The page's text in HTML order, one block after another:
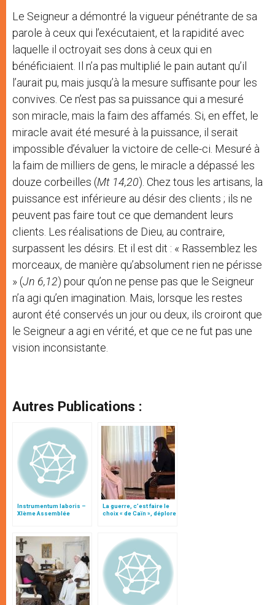
Le Seigneur a démontré la vigueur pénétrante de sa
parole à ceux qui l’exécutaient, et la rapidité avec
laquelle il octroyait ses dons à ceux qui en
bénéficiaient. Il n’a pas multiplié le pain autant qu’il
l’aurait pu, mais jusqu’à la mesure suffisante pour les
convives. Ce n’est pas sa puissance qui a mesuré
son miracle, mais la faim des affamés. Si, en effet, le
miracle avait été mesuré à la puissance, il serait
impossible d’évaluer la victoire de celle-ci. Mesuré à
la faim de milliers de gens, le miracle a dépassé les
douze corbeilles (Mt 14,20). Chez tous les artisans, la
puissance est inférieure au désir des clients ; ils ne
peuvent pas faire tout ce que demandent leurs
clients. Les réalisations de Dieu, au contraire,
surpassent les désirs. Et il est dit : « Rassemblez les
morceaux, de manière qu’absolument rien ne périsse
» (Jn 6,12) pour qu’on ne pense pas que le Seigneur
n’a agi qu’en imagination. Mais, lorsque les restes
auront été conservés un jour ou deux, ils croiront que
le Seigneur a agi en vérité, et que ce ne fut pas une
vision inconsistante.
Autres Publications :
Instrumentum laboris –
XIème Assemblée
La guerre, c’est faire le
choix « de Caïn », déplore